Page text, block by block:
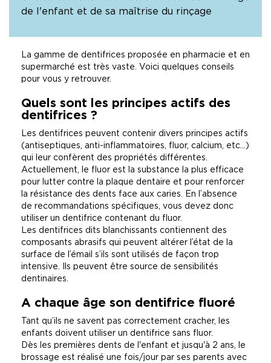
de l'enfant et de sa maîtrise du rinçage
La gamme de dentifrices proposée en pharmacie et en
supermarché est très vaste. Voici quelques conseils
pour vous y retrouver.
Quels sont les principes actifs des
dentifrices ?
Les dentifrices peuvent contenir divers principes actifs
(antiseptiques, anti-inflammatoires, fluor, calcium, etc…)
qui leur confèrent des propriétés différentes.
Actuellement, le fluor est la substance la plus efficace
pour lutter contre la plaque dentaire et pour renforcer
la résistance des dents face aux caries. En l’absence
de recommandations spécifiques, vous devez donc
utiliser un dentifrice contenant du fluor.
Les dentifrices dits blanchissants contiennent des
composants abrasifs qui peuvent altérer l’état de la
surface de l’émail s’ils sont utilisés de façon trop
intensive. Ils peuvent être source de sensibilités
dentinaires.
A chaque âge son dentifrice fluoré
Tant qu’ils ne savent pas correctement cracher, les
enfants doivent utiliser un dentifrice sans fluor.
Dès les premières dents de l'enfant et jusqu'à 2 ans, le
brossage est réalisé une fois/jour par ses parents avec